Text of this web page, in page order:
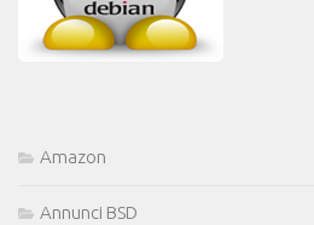
Amazon
Annunci BSD